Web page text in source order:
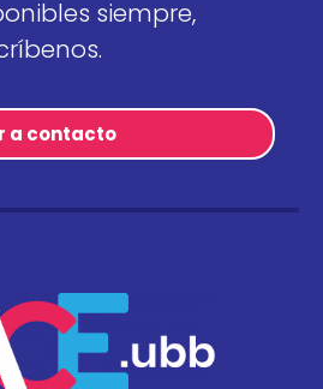
siempre,
a contacto